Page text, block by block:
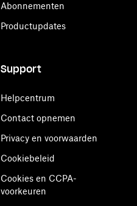
Abonnementen
Productupdates
Support
Helpcentrum
Contact opnemen
Privacy en voorwaarden
Cookiebeleid
Cookies en CCPA-
voorkeuren